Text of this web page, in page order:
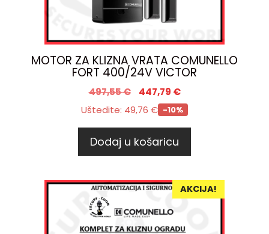
MOTOR ZA KLIZNA VRATA COMUNELLO
FORT 400/24V VICTOR
497,55€ 447,79 €
Uštedite: 49,76 € -10%
Dodaj u košaricu
AKCIJA!